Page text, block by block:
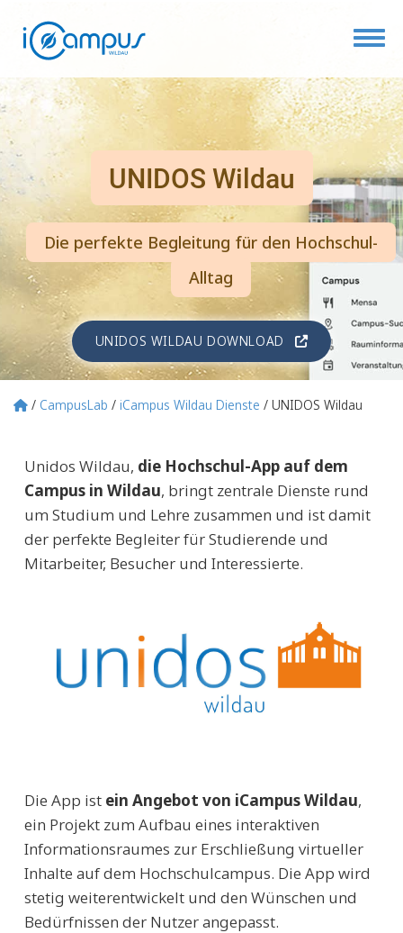
UNIDOS Wildau
Die perfekte Begleitung für den Hochschul-
Alltag
UNIDOS WILDAU DOWNLOAD
Pfadnavigation
CampusLab iCampus Wildau Dienste UNIDOS Wildau
Unidos Wildau, die Hochschul-App auf dem
Campus in Wildau, bringt zentrale Dienste rund
um Studium und Lehre zusammen und ist damit
der perfekte Begleiter für Studierende und
Mitarbeiter, Besucher und Interessierte.
Die App ist ein Angebot von iCampus Wildau,
ein Projekt zum Aufbau eines interaktiven
Informationsraumes zur Erschließung virtueller
Inhalte auf dem Hochschulcampus. Die App wird
stetig weiterentwickelt und den Wünschen und
Bedürfnissen der Nutzer angepasst.